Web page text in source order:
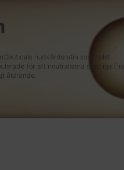
hudvårdsrutin som helst.
för att neutralisera skadliga fria
åldrande.